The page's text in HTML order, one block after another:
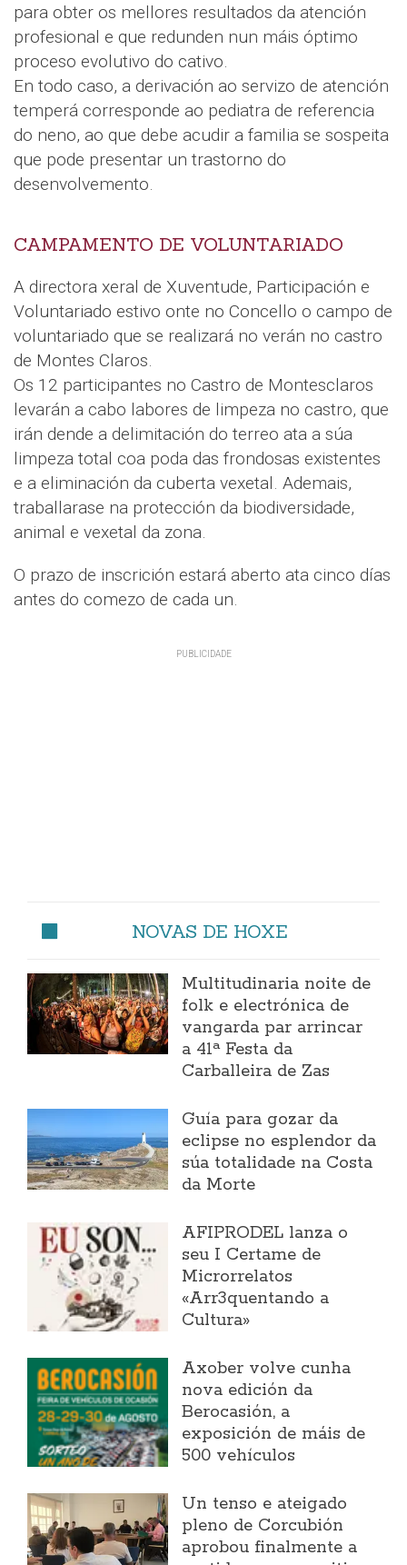
para obter os mellores resultados da atención
profesional e que redunden nun máis óptimo
proceso evolutivo do cativo.
En todo caso, a derivación ao servizo de atención
temperá corresponde ao pediatra de referencia
do neno, ao que debe acudir a familia se sospeita
que pode presentar un trastorno do
desenvolvemento.
CAMPAMENTO DE VOLUNTARIADO
A directora xeral de Xuventude, Participación e
Voluntariado estivo onte no Concello o campo de
voluntariado que se realizará no verán no castro
de Montes Claros.
Os 12 participantes no Castro de Montesclaros
levarán a cabo labores de limpeza no castro, que
irán dende a delimitación do terreo ata a súa
limpeza total coa poda das frondosas existentes
e a eliminación da cuberta vexetal. Ademais,
traballarase na protección da biodiversidade,
animal e vexetal da zona.
O prazo de inscrición estará aberto ata cinco días
antes do comezo de cada un.
NOVAS DE HOXE
Multitudinaria noite de
folk e electrónica de
vangarda par arrincar
a 41ª Festa da
Carballeira de Zas
Guía para gozar da
eclipse no esplendor da
súa totalidade na Costa
da Morte
AFIPRODEL lanza o
seu I Certame de
Microrrelatos
«Arr3quentando a
Cultura»
Axober volve cunha
nova edición da
Berocasión, a
exposición de máis de
500 vehículos
Un tenso e ateigado
pleno de Corcubión
aprobou finalmente a